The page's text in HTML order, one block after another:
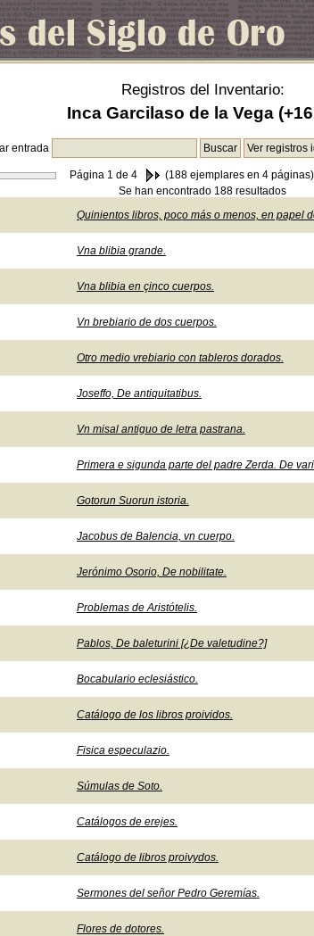
Registros del Inventario:
Inca Garcilaso de la Vega
entrada
Página 1 de 4
(188 ejemplares en 4 páginas)
Se han encontrado 188 resultados
Quinientos libros, poco más o menos, en papel
Vna blibia grande.
Vna blibia en çinco cuerpos.
Vn brebiario de dos cuerpos.
Otro medio vrebiario con tableros dorados.
Joseffo, De antiquitatibus.
Vn misal antiguo de letra pastrana.
Primera e sigunda parte del padre Zerda. De
Gotorun Suorun istoria.
Jacobus de Balencia, vn cuerpo.
Jerónimo Osorio, De nobilitate.
Problemas de Aristótelis.
Pablos, De baleturini [¿De valetudine?]
Bocabulario eclesiástico.
Catálogo de los libros proividos.
Fisica especulazio.
Súmulas de Soto.
Catálogos de erejes.
Catálogo de libros proivydos.
Sermones del señor Pedro Geremías.
Flores de dotores.